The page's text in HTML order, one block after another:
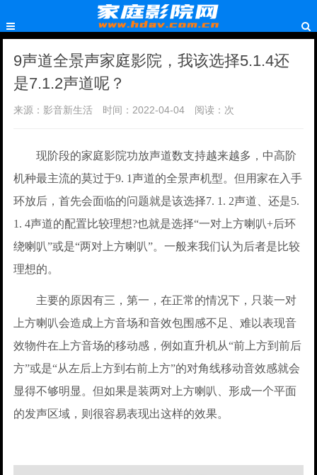
9声道全景声家庭影院，我该选择5.1.4还
是7.1.2声道呢？
来源：影音新生活 时间：2022-04-04 阅读： 次
现阶段的家庭影院功放声道数支持越来越多，中高阶
机种最主流的莫过于9. 1声道的全景声机型。但用家在入手
环放后，首先会面临的问题就是该选择7. 1. 2声道、还是5.
1. 4声道的配置比较理想?也就是选择“一对上方喇叭+后环
绕喇叭”或是“两对上方喇叭”。一般来我们认为后者是比较
理想的。
主要的原因有三，第一，在正常的情况下，只装一对
上方喇叭会造成上方音场和音效包围感不足、难以表现音
效物件在上方音场的移动感，例如直升机从“前上方到前后
方”或是“从左后上方到右前上方”的对角线移动音效感就会
显得不够明显。但如果是装两对上方喇叭、形成一个平面
的发声区域，则很容易表现出这样的效果。